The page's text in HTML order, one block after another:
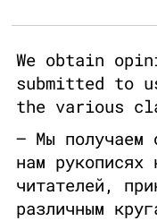
We obtain
submitted to
the various
– Мы получаем
нам рукописях
читателей,
различным